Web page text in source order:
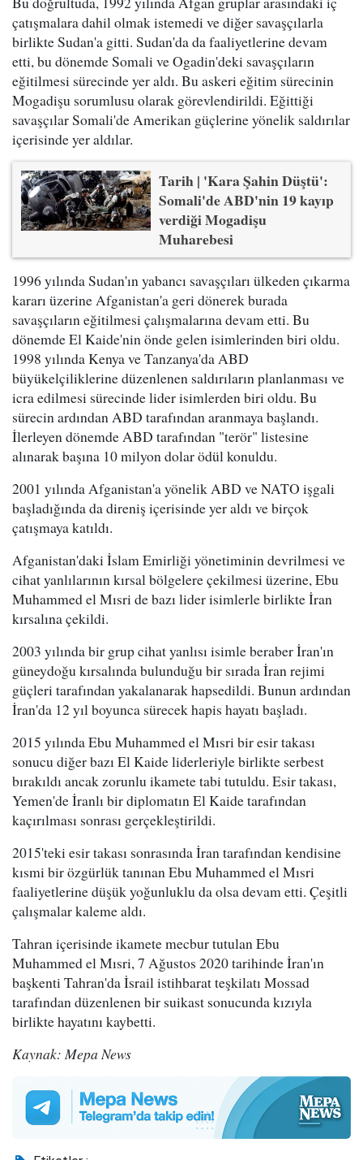
çatışmalara dahil olmak istemedi ve diğer savaşçılarla
birlikte Sudan'a gitti. Sudan'da da faaliyetlerine devam
etti, bu dönemde Somali ve Ogadin'deki savaşçıların
eğitilmesi sürecinde yer aldı. Bu askeri eğitim sürecinin
Mogadişu sorumlusu olarak görevlendirildi. Eğittiği
savaşçılar Somali'de Amerikan güçlerine yönelik saldırılar
içerisinde yer aldılar.
Tarih | 'Kara Şahin Düştü':
Somali'de ABD'nin 19 kayıp
verdiği Mogadişu
Muharebesi
1996 yılında Sudan'ın yabancı savaşçıları ülkeden çıkarma
kararı üzerine Afganistan'a geri dönerek burada
savaşçıların eğitilmesi çalışmalarına devam etti. Bu
dönemde El Kaide'nin önde gelen isimlerinden biri oldu.
1998 yılında Kenya ve Tanzanya'da ABD
büyükelçiliklerine düzenlenen saldırıların planlanması ve
icra edilmesi sürecinde lider isimlerden biri oldu. Bu
sürecin ardından ABD tarafından aranmaya başlandı.
İlerleyen dönemde ABD tarafından "terör" listesine
alınarak başına 10 milyon dolar ödül konuldu.
2001 yılında Afganistan'a yönelik ABD ve NATO işgali
başladığında da direniş içerisinde yer aldı ve birçok
çatışmaya katıldı.
Afganistan'daki İslam Emirliği yönetiminin devrilmesi ve
cihat yanlılarının kırsal bölgelere çekilmesi üzerine, Ebu
Muhammed el Mısri de bazı lider isimlerle birlikte İran
kırsalına çekildi.
2003 yılında bir grup cihat yanlısı isimle beraber İran'ın
güneydoğu kırsalında bulunduğu bir sırada İran rejimi
güçleri tarafından yakalanarak hapsedildi. Bunun ardından
İran'da 12 yıl boyunca sürecek hapis hayatı başladı.
2015 yılında Ebu Muhammed el Mısri bir esir takası
sonucu diğer bazı El Kaide liderleriyle birlikte serbest
bırakıldı ancak zorunlu ikamete tabi tutuldu. Esir takası,
Yemen'de İranlı bir diplomatın El Kaide tarafından
kaçırılması sonrası gerçekleştirildi.
2015'teki esir takası sonrasında İran tarafından kendisine
kısmi bir özgürlük tanınan Ebu Muhammed el Mısri
faaliyetlerine düşük yoğunluklu da olsa devam etti. Çeşitli
çalışmalar kaleme aldı.
Tahran içerisinde ikamete mecbur tutulan Ebu
Muhammed el Mısri, 7 Ağustos 2020 tarihinde İran'ın
başkenti Tahran'da İsrail istihbarat teşkilatı Mossad
tarafından düzenlenen bir suikast sonucunda kızıyla
birlikte hayatını kaybetti.
Kaynak: Mepa News